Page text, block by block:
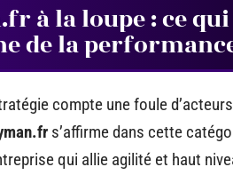
à la loupe : ce
de la
compte une foule
s’affirme dans cette
qui allie agilité et haut